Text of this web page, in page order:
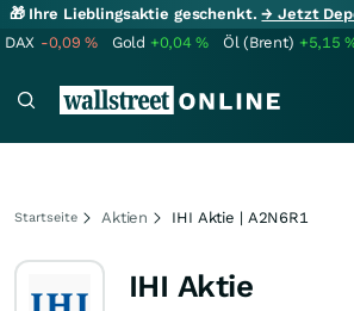
🎁 Ihre Lieblingsaktie geschenkt.→ Jetzt
DAX -0,09% Gold +0,04% Öl (Brent) +5,15
Startseite Aktien IHI Aktie | A2N6R1
IHI Aktie